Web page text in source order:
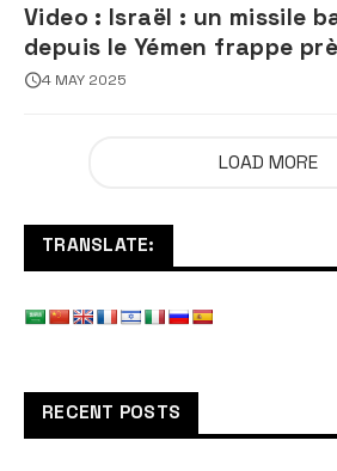
Video : Israël : un missile
depuis le Yémen frappe
3 de l’aéroport Ben Gourion
4 MAY 2025
LOAD MORE
TRANSLATE:
RECENT POSTS